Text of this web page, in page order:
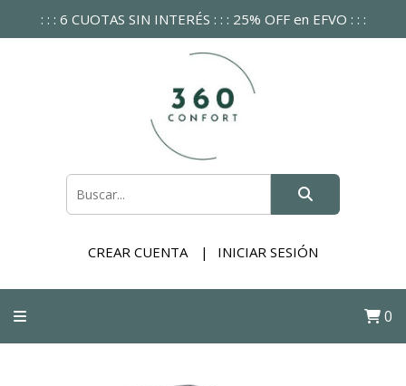
: : : 6 CUOTAS SIN INTERÉS : : : 25% OFF en EFVO : : :
CREAR CUENTA INICIAR SESIÓN
0